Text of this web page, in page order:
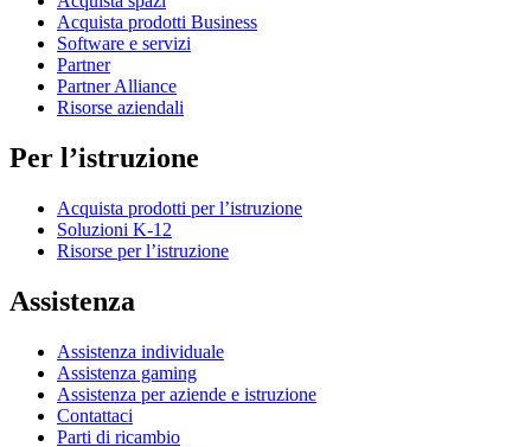
Acquista prodotti Business
Software e servizi
Partner
Partner Alliance
Risorse aziendali
Per l’istruzione
Acquista prodotti per l’istruzione
Soluzioni K-12
Risorse per l’istruzione
Assistenza
Assistenza individuale
Assistenza gaming
Assistenza per aziende e istruzione
Contattaci
Parti di ricambio